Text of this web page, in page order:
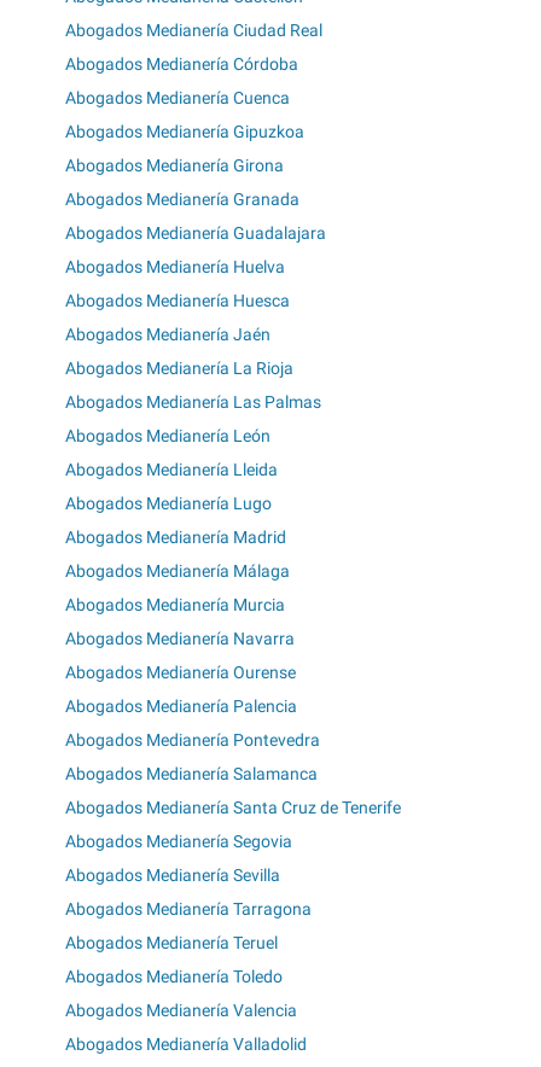
Abogados Medianería Ciudad Real
Abogados Medianería Córdoba
Abogados Medianería Cuenca
Abogados Medianería Gipuzkoa
Abogados Medianería Girona
Abogados Medianería Granada
Abogados Medianería Guadalajara
Abogados Medianería Huelva
Abogados Medianería Huesca
Abogados Medianería Jaén
Abogados Medianería La Rioja
Abogados Medianería Las Palmas
Abogados Medianería León
Abogados Medianería Lleida
Abogados Medianería Lugo
Abogados Medianería Madrid
Abogados Medianería Málaga
Abogados Medianería Murcia
Abogados Medianería Navarra
Abogados Medianería Ourense
Abogados Medianería Palencia
Abogados Medianería Pontevedra
Abogados Medianería Salamanca
Abogados Medianería Santa Cruz de Tenerife
Abogados Medianería Segovia
Abogados Medianería Sevilla
Abogados Medianería Tarragona
Abogados Medianería Teruel
Abogados Medianería Toledo
Abogados Medianería Valencia
Abogados Medianería Valladolid